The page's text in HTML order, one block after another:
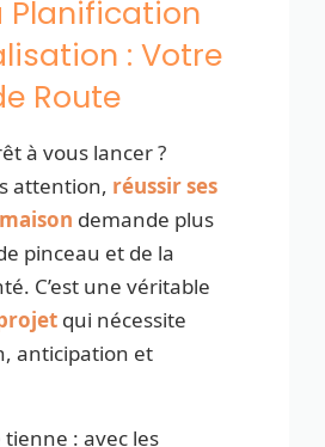
Planification
: Votre
Route
à vous lancer ?
attention, réussir ses
demande plus
pinceau et de la
C’est une véritable
qui nécessite
anticipation et
tienne : avec les